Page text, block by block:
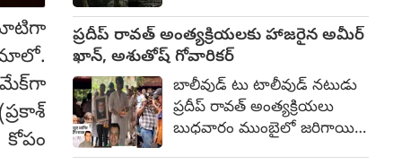
కోపం
కొద్దిరోజులుగా హైదరాబాద్ లోని
కోకాపేటలో చిత్రీకరణ
జరుగుతోంది. భారతదేశానికి
స్వాంత్రత్యానికి పూర్వం ఓ
సైనికుడి గాధతో ఈ సినిమా
రూపొందుతోందని తెలిసింది.
ప్రదీప్ రావత్ అంత్యక్రియలకు హాజరైన అమీర్
ఖాన్, అశుతోష్ గోవారికర్
బాలీవుడ్ టు టాలీవుడ్ నటుడు
ప్రదీప్ రావత్ అంత్యక్రియలు
బుధవారం ముంబైలో జరిగాయి.